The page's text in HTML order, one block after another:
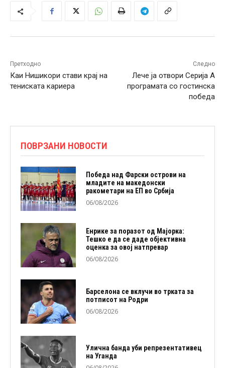
Претходно
Каи Нишикори стави крај на
тениската кариера
Следно
Лече ја отвори Серија А
програмата со гостинска
победа
ПОВРЗАНИ НОВОСТИ
Победа над Фарски острови на
младите на македонски
ракометари на ЕП во Србија
06/08/2026
Енрике за поразот од Мајорка:
Тешко е да се даде објективна
оценка за овој натпревар
06/08/2026
Барселона се вклучи во трката за
потписот на Родри
06/08/2026
Улична банда уби репрезентативец
на Уганда